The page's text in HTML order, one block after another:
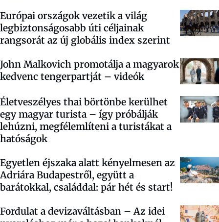
Európai országok vezetik a világ
legbiztonságosabb úti céljainak
rangsorát az új globális index szerint
John Malkovich promotálja a magyarok
kedvenc tengerpartját – videók
Életveszélyes thai börtönbe kerülhet
egy magyar turista – így próbálják
lehúzni, megfélemlíteni a turistákat a
hatóságok
Egyetlen éjszaka alatt kényelmesen az
Adriára Budapestről, együtt a
barátokkal, családdal: pár hét és start!
Fordulat a devizaváltásban – Az idei